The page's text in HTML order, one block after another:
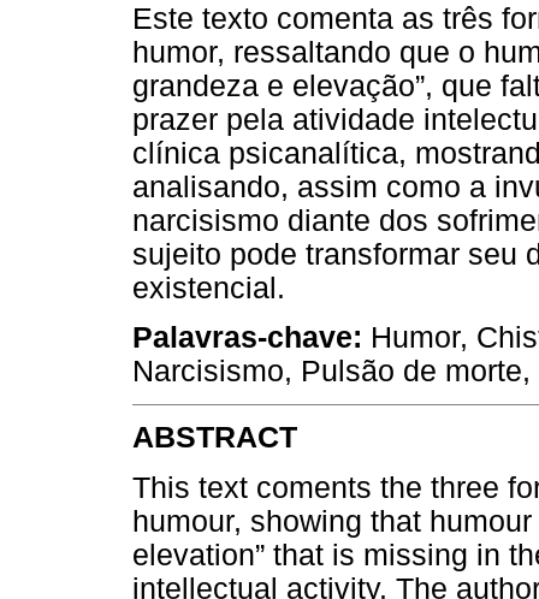
Este texto comenta as três
humor, ressaltando que o
grandeza e elevação”, que
prazer pela atividade
clínica psicanalítica,
analisando, assim como a
narcisismo diante dos
sujeito pode transformar seu
existencial.
Palavras-chave: Humor,
Narcisismo, Pulsão de
ABSTRACT
This text coments the three
humour, showing that
elevation” that is missing in
intellectual activity. The